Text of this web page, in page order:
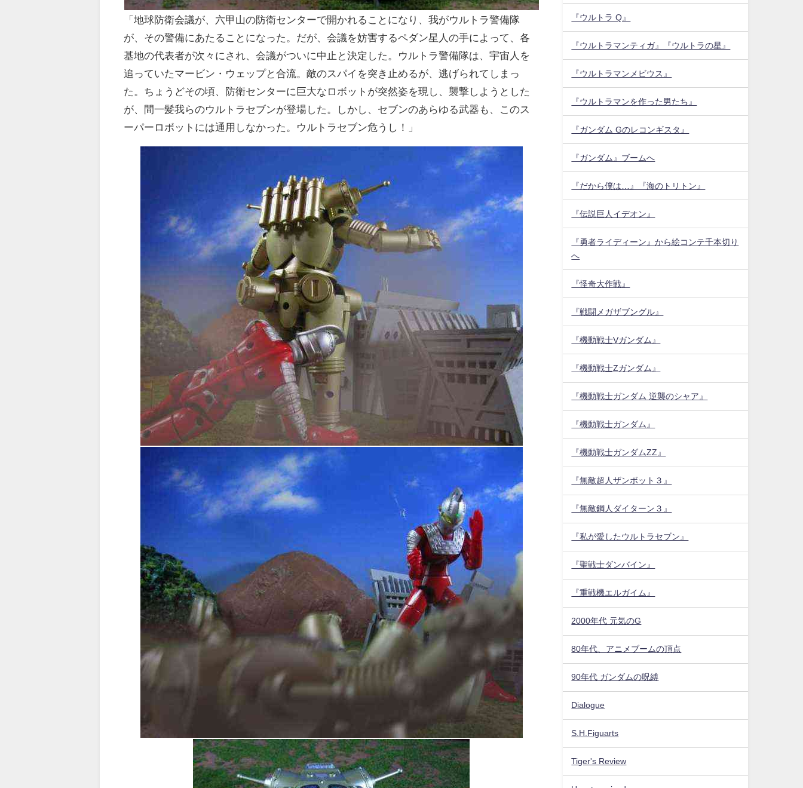
「地球防衛会議が、六甲山の防衛センターで開かれることになり、我がウルトラ警備隊
が、その警備にあたることになった。だが、会議を妨害するペダン星人の手によって、各
基地の代表者が次々にされ、会議がついに中止と決定した。ウルトラ警備隊は、宇宙人を
追っていたマービン・ウェップと合流。敵のスパイを突き止めるが、逃げられてしまっ
た。ちょうどその頃、防衛センターに巨大なロボットが突然姿を現し、襲撃しようとした
が、間一髪我らのウルトラセブンが登場した。しかし、セブンのあらゆる武器も、このス
ーパーロボットには通用しなかった。ウルトラセブン危うし！」
『ウルトラ Q』
『ウルトラマンティガ』『ウルトラの星』
『ウルトラマンメビウス』
『ウルトラマンを作った男たち』
『ガンダム Gのレコンギスタ』
『ガンダム』ブームへ
『だから僕は…』『海のトリトン』
『伝説巨人イデオン』
『勇者ライディーン』から絵コンテ千本切り
へ
『怪奇大作戦』
『戦闘メガザブングル』
『機動戦士Vガンダム』
『機動戦士Zガンダム』
『機動戦士ガンダム 逆襲のシャア』
『機動戦士ガンダム』
『機動戦士ガンダムZZ』
『無敵超人ザンボット３』
『無敵鋼人ダイターン３』
『私が愛したウルトラセブン』
『聖戦士ダンバイン』
『重戦機エルガイム』
2000年代 元気のG
80年代、アニメブームの頂点
90年代 ガンダムの呪縛
Dialogue
S.H.Figuarts
Tiger's Review